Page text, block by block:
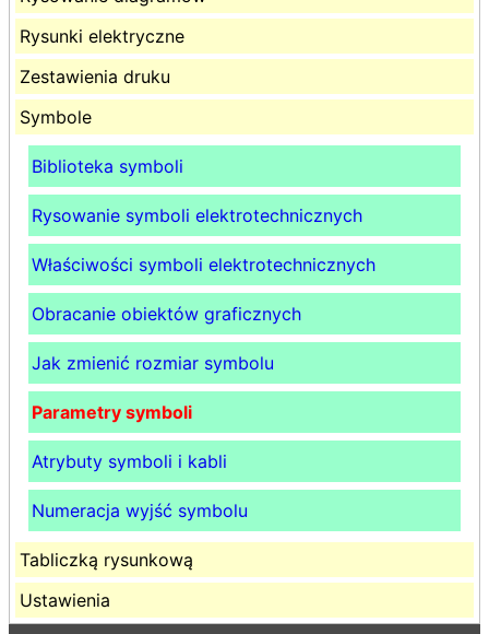
Rysunki elektryczne
Zestawienia druku
Symbole
Biblioteka symboli
Rysowanie symboli elektrotechnicznych
Właściwości symboli elektrotechnicznych
Obracanie obiektów graficznych
Jak zmienić rozmiar symbolu
Parametry symboli
Atrybuty symboli i kabli
Numeracja wyjść symbolu
Tabliczką rysunkową
Ustawienia